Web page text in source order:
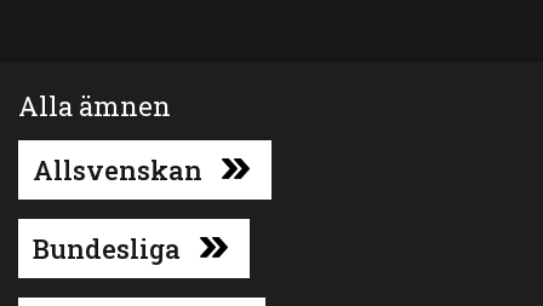
Alla ämnen
Allsvenskan
Bundesliga